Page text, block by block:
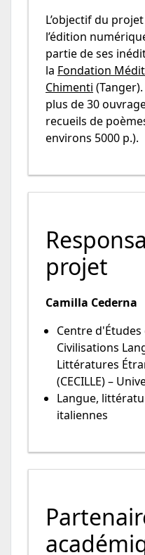
L’objectif du
l’édition
partie de ses
la Fondation
Chimenti
plus de 30
recueils de
environs 5000 p.).
projet
Camilla Cederna
Centre d'Études
Civilisations
Littératures
(CECILLE) –
Langue,
italiennes